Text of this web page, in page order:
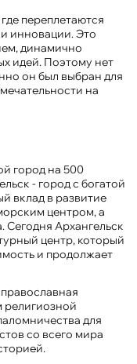
переплетаются
инновации. Это
динамично
идей. Поэтому нет
он был выбран для
на
город на 500
- город с богатой
вклад в развитие
центром, а
Сегодня Архангельск
центр, который
и продолжает
религиозной
для
со всего мира